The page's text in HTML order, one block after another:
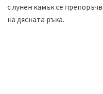
с лунен камък се
на дясната ръка.